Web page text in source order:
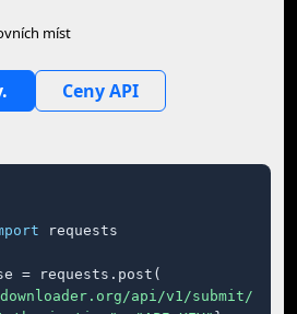
míst
Ceny API
requests
= requests.post(
api/v1/submit/"